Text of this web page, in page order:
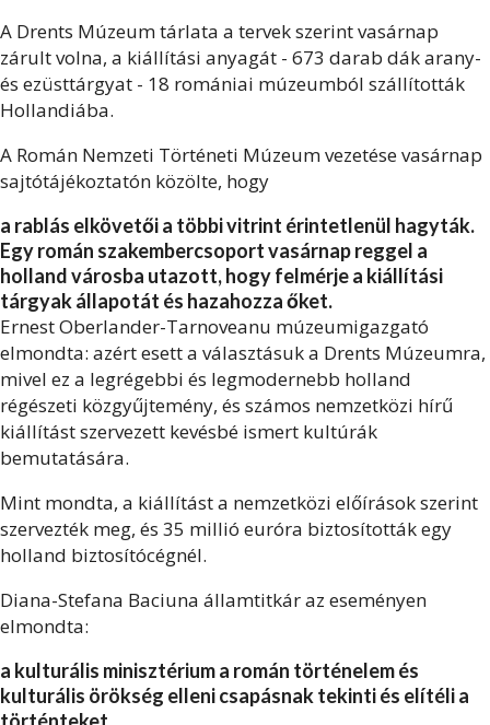
A Drents Múzeum tárlata a tervek szerint vasárnap
zárult volna, a kiállítási anyagát - 673 darab dák arany-
és ezüsttárgyat - 18 romániai múzeumból szállították
Hollandiába.
A Román Nemzeti Történeti Múzeum vezetése vasárnap
sajtótájékoztatón közölte, hogy
a rablás elkövetői a többi vitrint érintetlenül hagyták.
Egy román szakembercsoport vasárnap reggel a
holland városba utazott, hogy felmérje a kiállítási
tárgyak állapotát és hazahozza őket.
Ernest Oberlander-Tarnoveanu múzeumigazgató
elmondta: azért esett a választásuk a Drents Múzeumra,
mivel ez a legrégebbi és legmodernebb holland
régészeti közgyűjtemény, és számos nemzetközi hírű
kiállítást szervezett kevésbé ismert kultúrák
bemutatására.
Mint mondta, a kiállítást a nemzetközi előírások szerint
szervezték meg, és 35 millió euróra biztosították egy
holland biztosítócégnél.
Diana-Stefana Baciuna államtitkár az eseményen
elmondta:
a kulturális minisztérium a román történelem és
kulturális örökség elleni csapásnak tekinti és elítéli a